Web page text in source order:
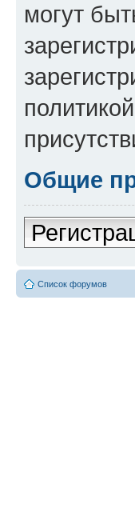
могут
Общие
Список форумов